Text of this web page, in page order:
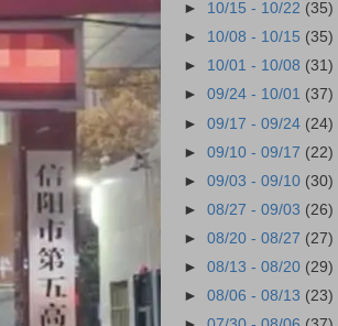
► 10/15 - 10/22 (35)
► 10/08 - 10/15 (35)
► 10/01 - 10/08 (31)
►09/24 - 10/01 (37)
►09/17 - 09/24 (24)
►09/10 - 09/17 (22)
►09/03 - 09/10 (30)
►08/27 - 09/03 (26)
►08/20 - 08/27 (27)
►08/13 - 08/20 (29)
►08/06 - 08/13 (23)